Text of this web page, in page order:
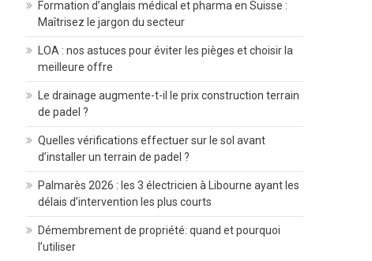
Formation d’anglais médical et pharma en Suisse :
Maîtrisez le jargon du secteur
LOA : nos astuces pour éviter les pièges et choisir la
meilleure offre
Le drainage augmente-t-il le prix construction terrain
de padel ?
Quelles vérifications effectuer sur le sol avant
d’installer un terrain de padel ?
Palmarès 2026 : les 3 électricien à Libourne ayant les
délais d’intervention les plus courts
Démembrement de propriété: quand et pourquoi
l’utiliser